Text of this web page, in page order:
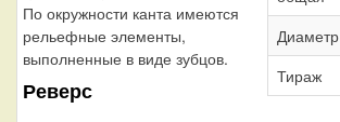
По окружности канта имеются
рельефные элементы,
выполненные в виде зубцов.
Реверс
Диаметр
Тираж